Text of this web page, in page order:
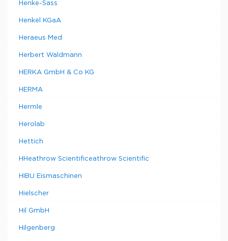
Henke-Sass
Henkel KGaA
Heraeus Med
Herbert Waldmann
HERKA GmbH & Co KG
HERMA
Hermle
Herolab
Hettich
HHeathrow Scientificeathrow Scientific
HIBU Eismaschinen
Hielscher
Hil GmbH
Hilgenberg